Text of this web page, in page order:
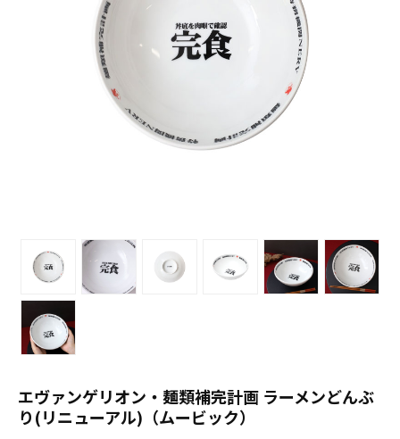
エヴァンゲリオン・麺類補完計画 ラーメンどんぶ
り(リニューアル)（ムービック）